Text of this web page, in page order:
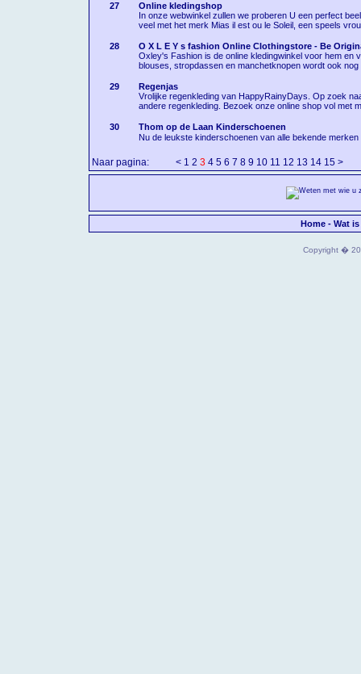
27
Online kledingshop
In onze webwinkel zullen we proberen U een perfect
veel met het merk Mias il est ou le Soleil, een speels
28
O X L E Y s fashion Online Clothingstore - Be
Oxley's Fashion is de online kledingwinkel voor hem en
blouses, stropdassen en manchetknopen wordt ook nog
29
Regenjas
Vrolijke regenkleding van HappyRainyDays. Op zoek
andere regenkleding. Bezoek onze online shop vol met
30
Thom op de Laan Kinderschoenen
Nu de leukste kinderschoenen van alle bekende merken
Naar pagina: < 1 2 3 4 5 6 7 8 9 10 11 12 13 14 15 >
Home - Wat
Copyright �